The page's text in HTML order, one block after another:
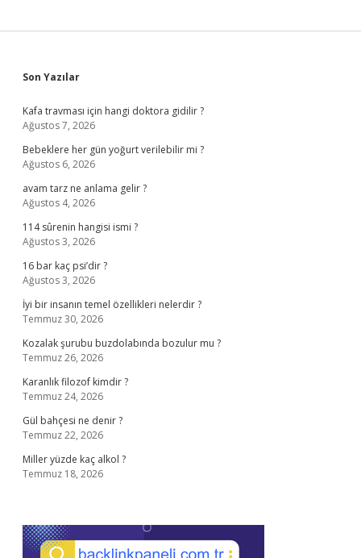
Sidebar
Son Yazılar
Kafa travması için hangi doktora gidilir ?
Ağustos 7, 2026
Bebeklere her gün yoğurt verilebilir mi ?
Ağustos 6, 2026
avam tarz ne anlama gelir ?
Ağustos 4, 2026
114 sûrenin hangisi ismi ?
Ağustos 3, 2026
16 bar kaç psi’dir ?
Ağustos 3, 2026
İyi bir insanın temel özellikleri nelerdir ?
Temmuz 30, 2026
Kozalak şurubu buzdolabında bozulur mu ?
Temmuz 26, 2026
Karanlık filozof kimdir ?
Temmuz 24, 2026
Gül bahçesi ne denir ?
Temmuz 22, 2026
Miller yüzde kaç alkol ?
Temmuz 18, 2026